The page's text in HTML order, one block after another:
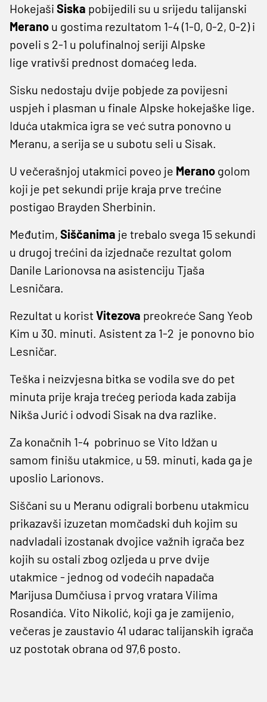
Hokejaši Siska pobijedili su u srijedu talijanski
Merano u gostima rezultatom 1-4 (1-0, 0-2, 0-2) i
poveli s 2-1 u polufinalnoj seriji Alpske
lige vrativši prednost domaćeg leda.
Sisku nedostaju dvije pobjede za povijesni
uspjeh i plasman u finale Alpske hokejaške lige.
Iduća utakmica igra se već sutra ponovno u
Meranu, a serija se u subotu seli u Sisak.
U večerašnjoj utakmici poveo je Merano golom
koji je pet sekundi prije kraja prve trećine
postigao Brayden Sherbinin.
Međutim, Siščanima je trebalo svega 15 sekundi
u drugoj trećini da izjednače rezultat golom
Danile Larionovsa na asistenciju Tjaša
Lesničara.
Rezultat u koristVitezova preokreće Sang Yeob
Kim u 30. minuti. Asistent za 1-2 je ponovno bio
Lesničar.
Teška i neizvjesna bitka se vodila sve do pet
minuta prije kraja trećeg perioda kada zabija
Nikša Jurić i odvodi Sisak na dva razlike.
Za konačnih 1-4 pobrinuo se Vito Idžan u
samom finišu utakmice, u 59. minuti, kada ga je
uposlio Larionovs.
Siščani su u Meranu odigrali borbenu utakmicu
prikazavši izuzetan momčadski duh kojim su
nadvladali izostanak dvojice važnih igrača bez
kojih su ostali zbog ozljeda u prve dvije
utakmice - jednog od vodećih napadača
Marijusa Dumčiusa i prvog vratara Vilima
Rosandića. Vito Nikolić, koji ga je zamijenio,
večeras je zaustavio 41 udarac talijanskih igrača
uz postotak obrana od 97,6 posto.